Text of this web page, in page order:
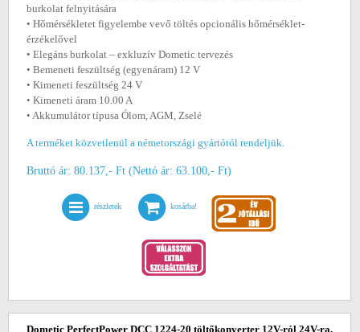
burkolat felnyitására
• Hőmérsékletet figyelembe vevő töltés opcionális hőmérséklet-
érzékelővel
• Elegáns burkolat – exkluzív Dometic tervezés
• Bemeneti feszültség (egyenáram) 12 V
• Kimeneti feszültség 24 V
• Kimeneti áram 10.00 A
• Akkumulátor típusa Ólom, AGM, Zselé
A terméket közvetlenül a németországi gyártótól rendeljük.
Bruttó ár: 80.137,- Ft (Nettó ár: 63.100,- Ft)
részletek kosárba!
Dometic PerfectPower DCC 1224-20 töltőkonverter 12V-ról 24V-ra,